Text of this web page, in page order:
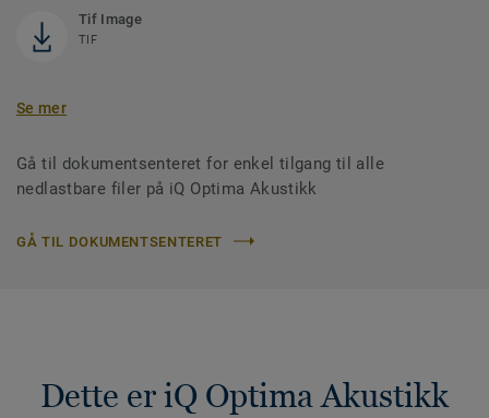
Tif Image
TIF
Se mer
Gå til dokumentsenteret for enkel tilgang til alle
nedlastbare filer på iQ Optima Akustikk
GÅ TIL DOKUMENTSENTERET
Dette er iQ Optima Akustikk